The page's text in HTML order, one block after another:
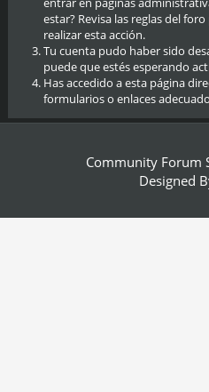
estar? Revisa las reglas del
realizar esta acción.
Tu cuenta pudo haber sido
puede que estés esperando
Has accedido a esta página
formularios o enlaces
Community Forum
Designed